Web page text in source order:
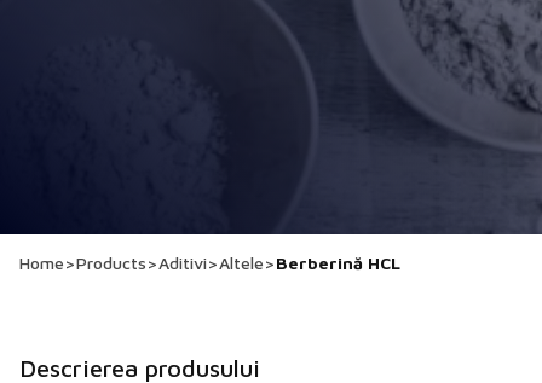
Home>Products>Aditivi>Altele>Berberină HCL
Descrierea produsului